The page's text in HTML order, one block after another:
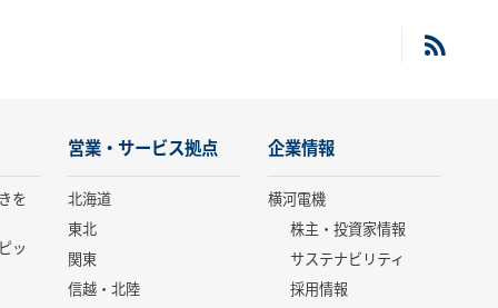
を
ッ
営業・サービス拠点
北海道
東北
関東
信越・北陸
企業情報
横河電機
株主・投資家情報
サステナビリティ
採用情報